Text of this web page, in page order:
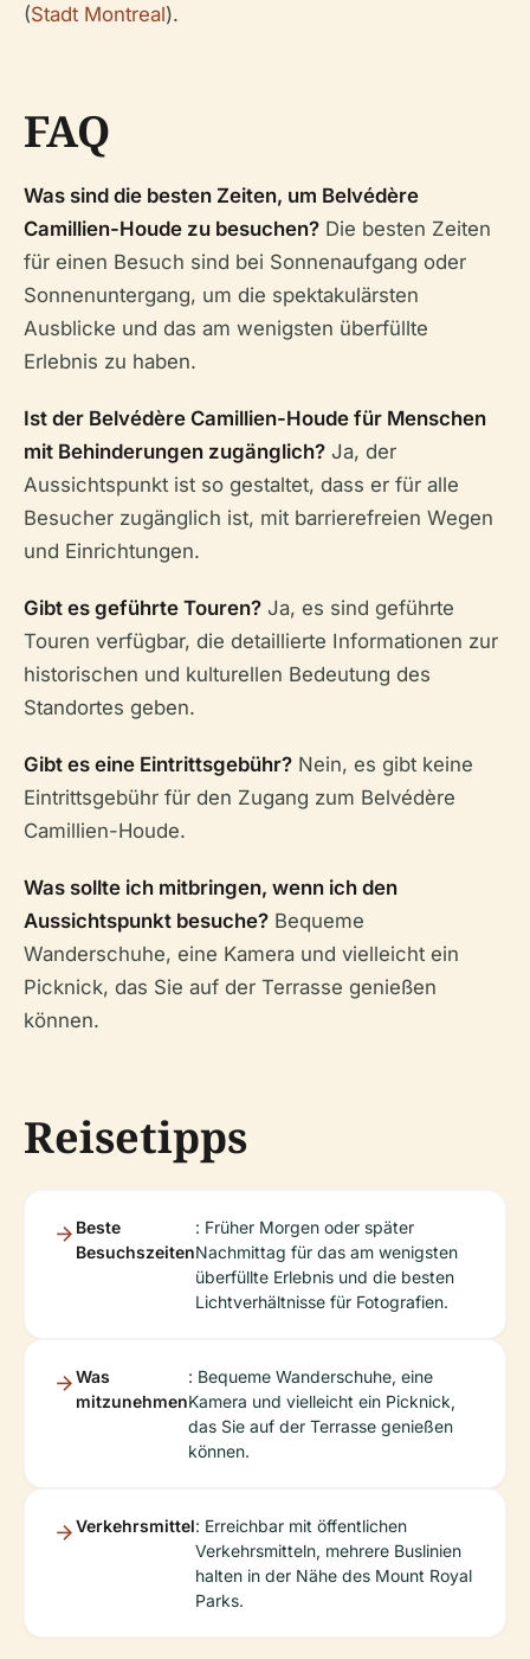
(Stadt Montreal).
FAQ
Was sind die besten Zeiten, um Belvédère
Camillien-Houde zu besuchen? Die besten Zeiten
für einen Besuch sind bei Sonnenaufgang oder
Sonnenuntergang, um die spektakulärsten
Ausblicke und das am wenigsten überfüllte
Erlebnis zu haben.
Ist der Belvédère Camillien-Houde für Menschen
mit Behinderungen zugänglich? Ja, der
Aussichtspunkt ist so gestaltet, dass er für alle
Besucher zugänglich ist, mit barrierefreien Wegen
und Einrichtungen.
Gibt es geführte Touren? Ja, es sind geführte
Touren verfügbar, die detaillierte Informationen zur
historischen und kulturellen Bedeutung des
Standortes geben.
Gibt es eine Eintrittsgebühr? Nein, es gibt keine
Eintrittsgebühr für den Zugang zum Belvédère
Camillien-Houde.
Was sollte ich mitbringen, wenn ich den
Aussichtspunkt besuche? Bequeme
Wanderschuhe, eine Kamera und vielleicht ein
Picknick, das Sie auf der Terrasse genießen
können.
Reisetipps
Beste
Besuchszeiten
: Früher Morgen oder später
Nachmittag für das am wenigsten
überfüllte Erlebnis und die besten
Lichtverhältnisse für Fotografien.
Was
mitzunehmen
: Bequeme Wanderschuhe, eine
Kamera und vielleicht ein Picknick,
das Sie auf der Terrasse genießen
können.
Verkehrsmittel: Erreichbar mit öffentlichen
Verkehrsmitteln, mehrere Buslinien
halten in der Nähe des Mount Royal
Parks.